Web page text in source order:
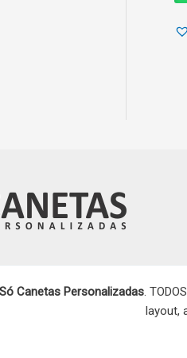
Só Canetas Personalizadas.
layout,